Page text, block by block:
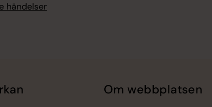
händelser
Om webbplatsen